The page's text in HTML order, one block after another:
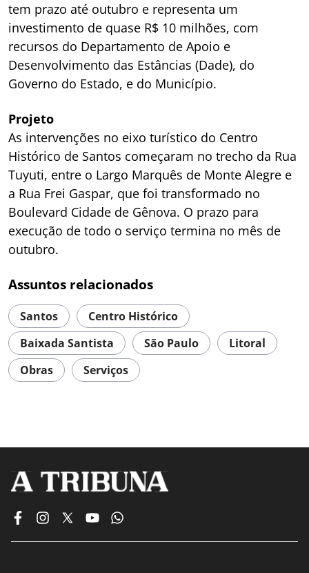
tem prazo até outubro e representa um
investimento de quase R$ 10 milhões, com
recursos do Departamento de Apoio e
Desenvolvimento das Estâncias (Dade), do
Governo do Estado, e do Município.
Projeto
As intervenções no eixo turístico do Centro
Histórico de Santos começaram no trecho da Rua
Tuyuti, entre o Largo Marquês de Monte Alegre e
a Rua Frei Gaspar, que foi transformado no
Boulevard Cidade de Gênova. O prazo para
execução de todo o serviço termina no mês de
outubro.
Assuntos relacionados
Santos
Centro Histórico
Baixada Santista
São Paulo
Litoral
Obras
Serviços